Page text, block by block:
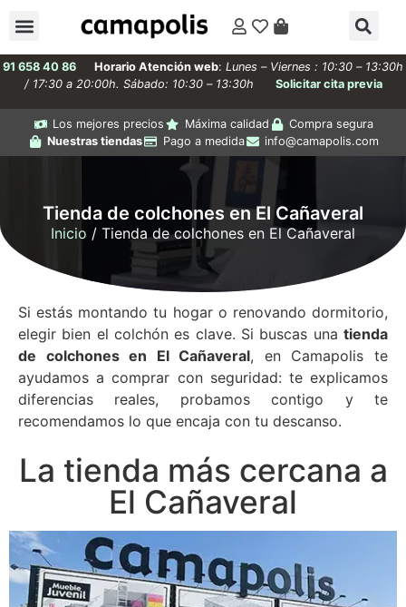
91 658 40 86 Horario Atención web: Lunes – Viernes : 10:30 – 13:30h
/ 17:30 a 20:00h. Sábado: 10:30 – 13:30h
Solicitar cita previa
Los mejores precios Máxima calidad
Compra segura
Nuestras tiendas
Pago a medida info@camapolis.com
Tienda de colchones en El Cañaveral
Inicio / Tienda de colchones en El Cañaveral
Si estás montando tu hogar o renovando dormitorio,
elegir bien el colchón es clave. Si buscas una tienda
de colchones en El Cañaveral, en Camapolis te
ayudamos a comprar con seguridad: te explicamos
diferencias reales, probamos contigo y te
recomendamos lo que encaja con tu descanso.
La tienda más cercana a
El Cañaveral